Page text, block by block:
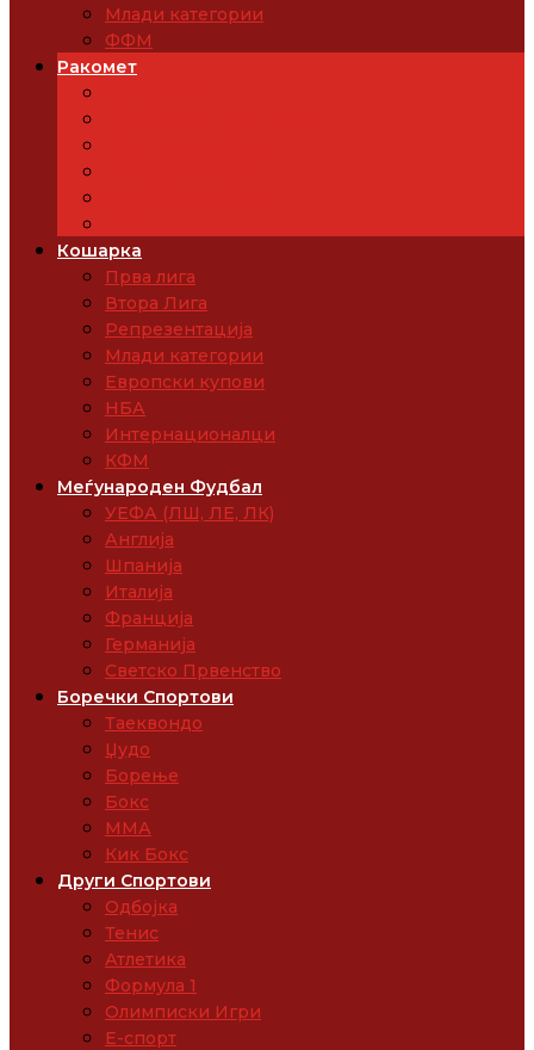
Млади категории
ФФМ
Ракомет
Кошарка
Прва лига
Втора Лига
Репрезентација
Млади категории
Европски купови
НБА
Интернационалци
КФМ
Меѓународен Фудбал
УЕФА (ЛШ, ЛЕ, ЛК)
Англија
Шпанија
Италија
Франција
Германија
Светско Првенство
Боречки Спортови
Таеквондо
Џудо
Борење
Бокс
ММА
Кик Бокс
Други Спортови
Одбојка
Тенис
Атлетика
Формула 1
Олимписки Игри
Е-спорт